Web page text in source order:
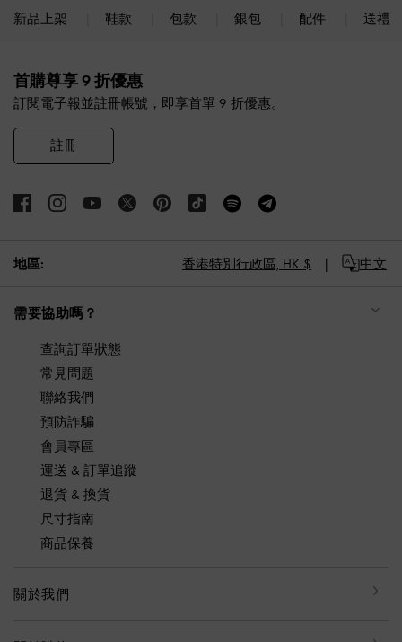
新品上架 鞋款 包款 銀包 配件 送禮
首購尊享 9 折優惠
訂閱電子報並註冊帳號，即享首單 9 折優惠。
註冊
地區: 香港特別行政區, HK $ 中文
需要協助嗎？
查詢訂單狀態
常見問題
聯絡我們
預防詐騙
會員專區
運送 & 訂單追蹤
退貨 & 換貨
尺寸指南
商品保養
關於我們